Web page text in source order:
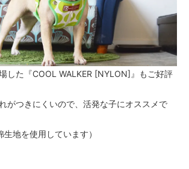
した『COOL WALKER [NYLON]』もご好評
がつきにくいので、活発な子にオススメで
生地を使用しています）